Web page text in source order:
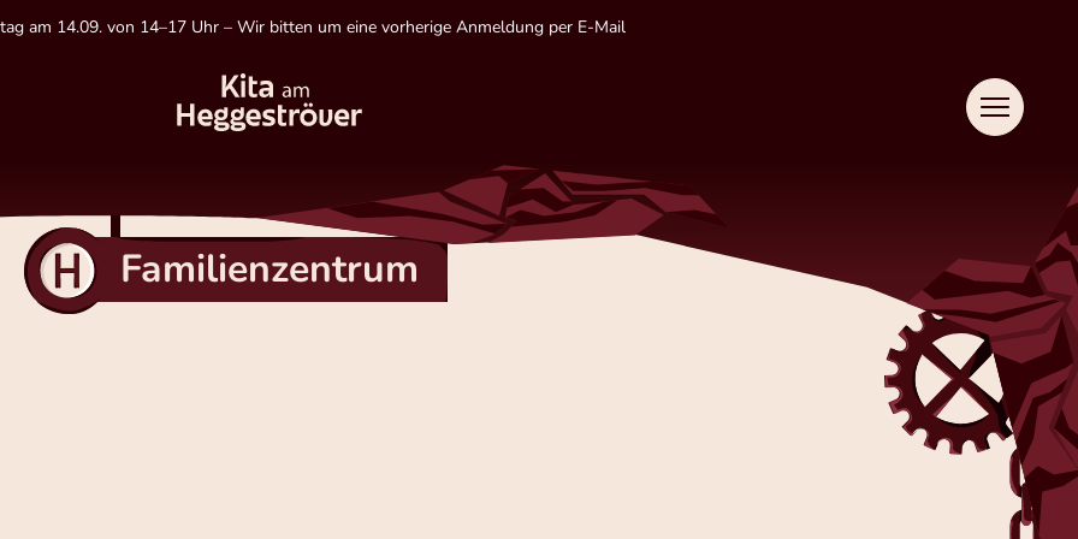
am 14.09. von 14–17 Uhr – Wir bitten um eine vorherige Anmeldung per E-Mail
Familienzentrum